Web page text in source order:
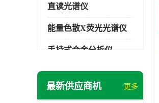
直读光谱仪
能量色散X荧光光谱仪
手持式合金分析仪
手持式矿石分析仪
最新供应商机 更多